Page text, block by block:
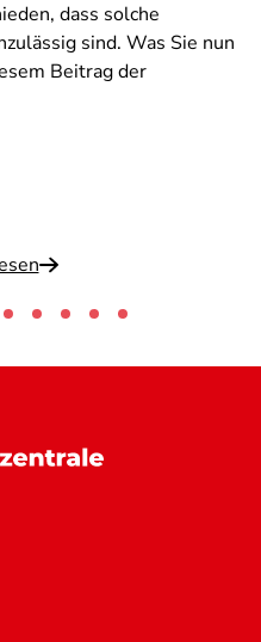
dass solche
sind. Was Sie nun
Beitrag der